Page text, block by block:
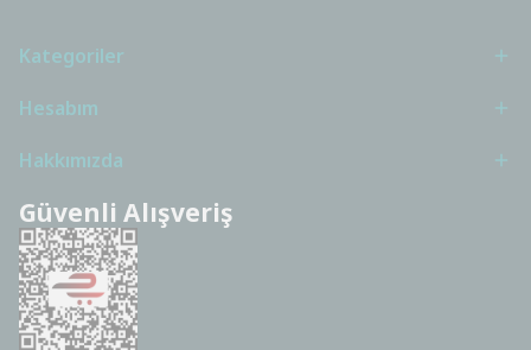
Kategoriler
Hesabım
Hakkımızda
Güvenli Alışveriş